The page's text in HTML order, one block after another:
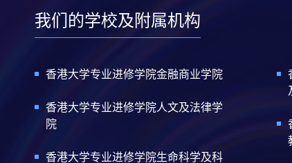
我们的学校及附属机构
香港大学专业进修学院金融商业学院
香港大学专业进修学院人文及法律学
院
香港大学专业进修学院生命科学及科